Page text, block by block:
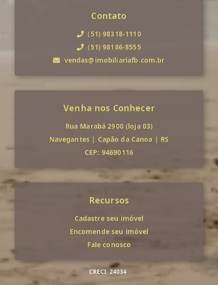
Contato
(51) 98318-1110
(51) 98186-8555
vendas@imobiliariafb.com.br
Venha nos Conhecer
Rua Marabá 2900 (loja 03)
Navegantes | Capão da Canoa | RS
CEP: 94690116
Recursos
Cadastre seu imóvel
Encomende seu imóvel
Fale conosco
CRECI 24034